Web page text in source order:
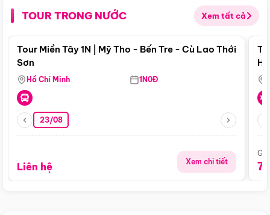
TOUR TRONG NƯỚC Xem tất cả
Điểm nổi bật
Tour Miền Tây 1N | Mỹ Tho - Bến Tre - Cù Lao Thới
Sơn
Hồ Chí Minh 1N0Đ
23/08
Liên hệ Xem chi tiết